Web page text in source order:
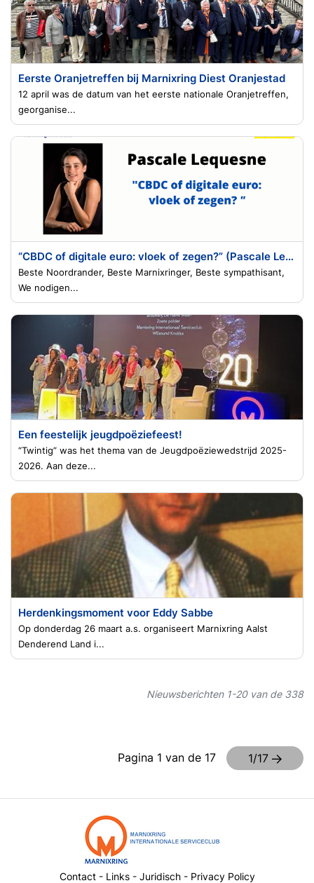
Eerste Oranjetreffen bij Marnixring Diest Oranjestad
12 april was de datum van het eerste nationale Oranjetreffen,
georganise...
“CBDC of digitale euro: vloek of zegen?” (Pascale Lequesne)
Beste Noordrander, Beste Marnixringer, Beste sympathisant,
We nodigen...
Een feestelijk jeugdpoëziefeest!
“Twintig” was het thema van de Jeugdpoëziewedstrijd 2025-
2026. Aan deze...
Herdenkingsmoment voor Eddy Sabbe
Op donderdag 26 maart a.s. organiseert Marnixring Aalst
Denderend Land i...
Nieuwsberichten 1-20 van de 338
Pagina 1 van de 17 1/17
Contact- Links- Juridisch- Privacy Policy